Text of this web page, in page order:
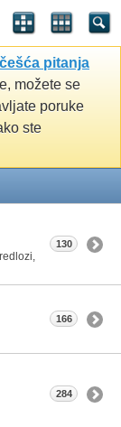
pitanja
možete se
poruke
ste
130
166
284